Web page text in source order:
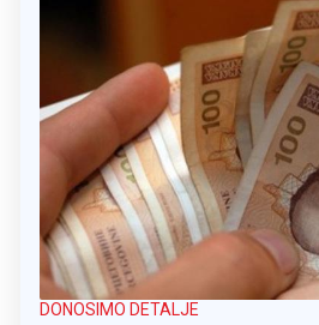
DONOSIMO DETALJE